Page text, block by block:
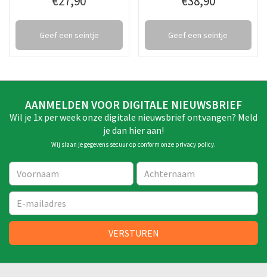
Geef een seintje Geef een seintje
AANMELDEN VOOR DIGITALE NIEUWSBRIEF
Wil je 1x per week onze digitale nieuwsbrief ontvangen? Meld
je dan hier aan!
Wij slaan je gegevens secuur op conform onze privacy policy.